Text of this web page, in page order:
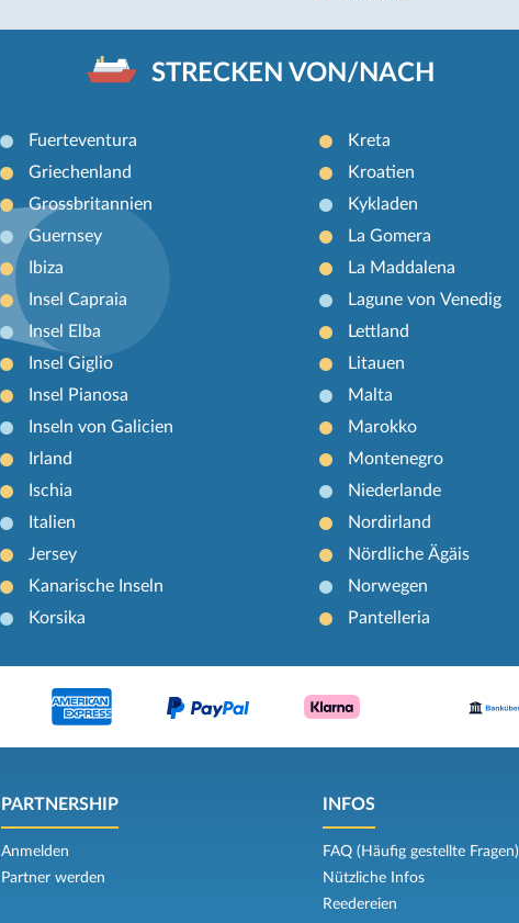
STRECKEN VON/NACH
Fuerteventura
Griechenland
Grossbritannien
Guernsey
Ibiza
Insel Capraia
Insel Elba
Insel Giglio
Insel Pianosa
Inseln von Galicien
Irland
Ischia
Italien
Jersey
Kanarische Inseln
Korsika
Kreta
Kroatien
Kykladen
La Gomera
La Maddalena
Lagune von Venedig
Lettland
Litauen
Malta
Marokko
Montenegro
Niederlande
Nordirland
Nördliche Ägäis
Norwegen
Pantelleria
PARTNERSHIP
Anmelden
Partner werden
INFOS
FAQ (Häufig gestellte Fragen)
Nützliche Infos
Reedereien